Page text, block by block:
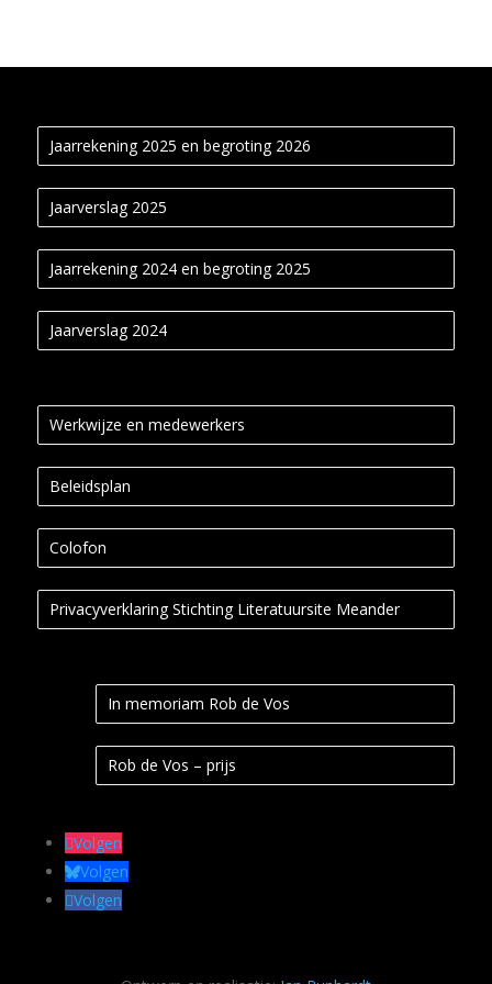
Jaarrekening 2025 en begroting 2026
Jaarverslag 2025
Jaarrekening 2024 en begroting 2025
Jaarverslag 2024
Werkwijze en medewerkers
Beleidsplan
Colofon
Privacyverklaring Stichting Literatuursite Meander
In memoriam Rob de Vos
Rob de Vos – prijs
Volgen
Volgen
Volgen